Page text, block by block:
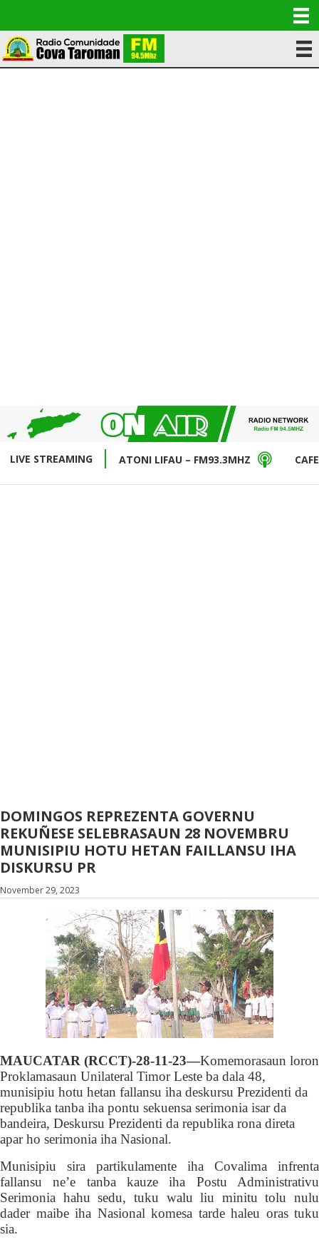
LIVE STREAMING ATONI LIFAU – FM93.3MHZ
DOMINGOS REPREZENTA GOVERNU
REKUÑESE SELEBRASAUN 28 NOVEMBRU
MUNISIPIU HOTU HETAN FAILLANSU IHA
DISKURSU PR
November 29, 2023
MAUCATAR (RCCT)-28-11-23—Komemorasaun loron
Proklamasaun Unilateral Timor Leste ba dala 48,
munisipiu hotu hetan fallansu iha deskursu Prezidenti da
republika tanba iha pontu sekuensa serimonia isar da
bandeira, Deskursu Prezidenti da republika rona direta
apar ho serimonia iha Nasional.
Munisipiu sira partikulamente iha Covalima infrenta
fallansu ne’e tanba kauze iha Postu Administrativu
Serimonia hahu sedu, tuku walu liu minitu tolu nulu
dader maibe iha Nasional komesa tarde haleu oras tuku
sia.